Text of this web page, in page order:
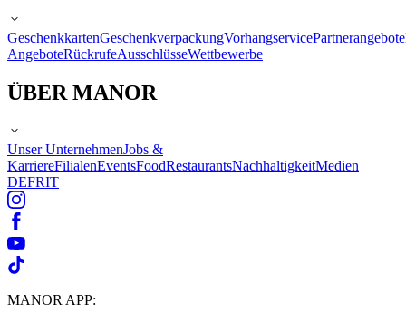
GeschenkkartenGeschenkverpackungVorhangservicePartnerangebote
AngeboteRückrufeAusschlüsseWettbewerbe
ÜBER MANOR
Unser UnternehmenJobs &
KarriereFilialenEventsFoodRestaurantsNachhaltigkeitMedien
DEFRIT
MANOR APP: